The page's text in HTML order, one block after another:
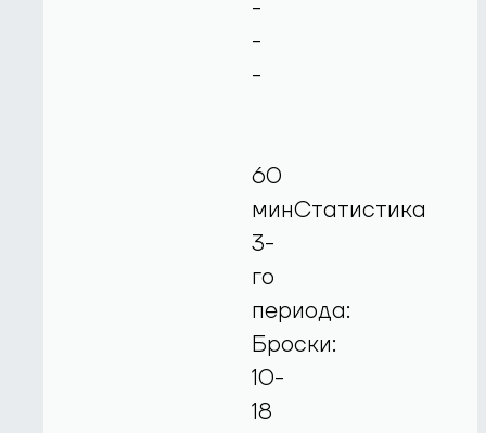
-
-
-
60
минСтатистика
3-
го
периода:
Броски:
10-
18